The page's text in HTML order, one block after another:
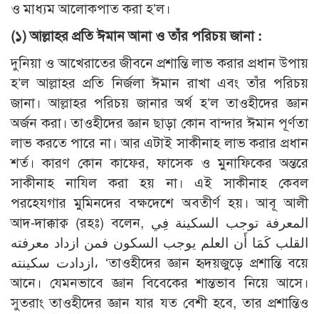
ও মাধ্যম আলোকপাত করা হ’ল।
(১) আল্লাহরপ্রতি ঈমান আনা ও তাঁর পরিচয় জানা :
দুনিয়া ও আখেরাতের জীবনে প্রশান্তি লাভ করার প্রধান উপায়
হ’ল আল্লাহর প্রতি নির্জলা ঈমান রাখা এবং তাঁর পরিচয়
জানা। আল্লাহর পরিচয় জানার অর্থ হ’ল তাওহীদের জ্ঞান
অর্জন করা। তাওহীদের জ্ঞান ছাড়া কোন বান্দার ঈমান পূর্ণতা
লাভ করতে পারে না। আর এটাই সাকীনাহ লাভ করার প্রধান
শর্ত। কারণ কোন কাফের, ফাসেক ও মুনাফিকের অন্তরে
সাকীনাহ নাযিল করা হয় না। এই সাকীনাহ কেবল
পরহেযগার মুমিনদের বক্ষদেশে অবতীর্ণ হয়। আবূ আলী
আদ-দাক্কাক্ব (রহঃ) বলেন, المعرفة توجب السكينة فِي
القلب كَمَا أَن العلم يوجب السكون فمن ازداد معرفته
ازدادت سكينته، ‘তাওহীদের জ্ঞান হৃদয়জুড়ে প্রশান্তি বয়ে
আনে। যেমনভাবে জ্ঞান বিবেকের শান্তভাব নিয়ে আসে।
সুতরাং তাওহীদের জ্ঞান যার যত বেশী হবে, তার প্রশান্তিও